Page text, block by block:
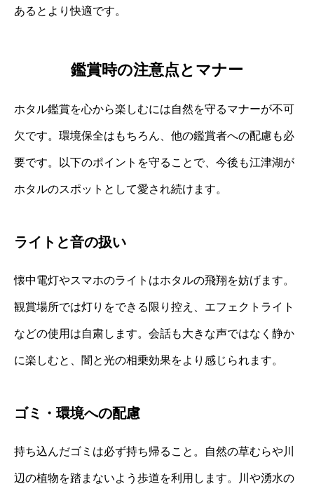
あるとより快適です。
鑑賞時の注意点とマナー
ホタル鑑賞を心から楽しむには自然を守るマナーが不可
欠です。環境保全はもちろん、他の鑑賞者への配慮も必
要です。以下のポイントを守ることで、今後も江津湖が
ホタルのスポットとして愛され続けます。
ライトと音の扱い
懐中電灯やスマホのライトはホタルの飛翔を妨げます。
観賞場所では灯りをできる限り控え、エフェクトライト
などの使用は自粛します。会話も大きな声ではなく静か
に楽しむと、闇と光の相乗効果をより感じられます。
ゴミ・環境への配慮
持ち込んだゴミは必ず持ち帰ること。自然の草むらや川
辺の植物を踏まないよう歩道を利用します。川や湧水の